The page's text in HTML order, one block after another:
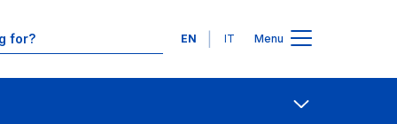
Languages
EN IT Menu
search - alphabetical order Contact Us